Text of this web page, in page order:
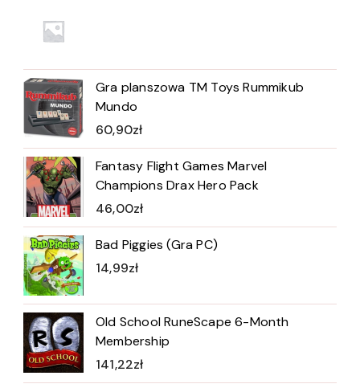
Gra planszowa TM Toys Rummikub
Mundo
60,90zł
Fantasy Flight Games Marvel
Champions Drax Hero Pack
46,00zł
Bad Piggies (Gra PC)
14,99zł
Old School RuneScape 6-Month
Membership
141,22zł